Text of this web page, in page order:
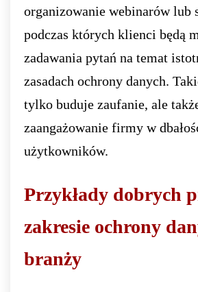
organizowanie webinarów lub
podczas których klienci będą
zadawania pytań na temat
zasadach ochrony danych.
tylko buduje zaufanie, ale
zaangażowanie firmy w
użytkowników.
Przykłady dobrych
zakresie ochrony
branży